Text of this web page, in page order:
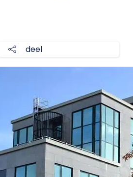
deel